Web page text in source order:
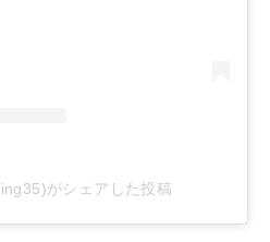
がシェアした投稿